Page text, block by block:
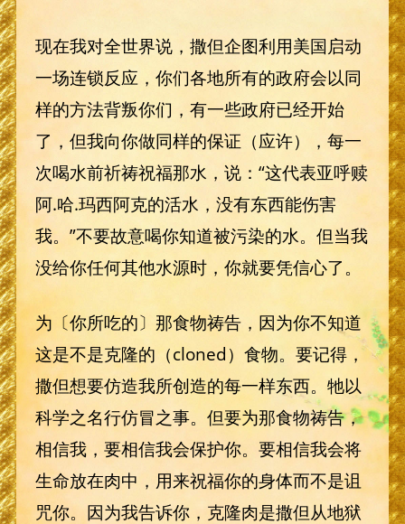
现在我对全世界说，撒但企图利用美国启动
一场连锁反应，你们各地所有的政府会以同
样的方法背叛你们，有一些政府已经开始
了，但我向你做同样的保证（应许），每一
次喝水前祈祷祝福那水，说：“这代表亚呼赎
阿.哈.玛西阿克的活水，没有东西能伤害
我。”不要故意喝你知道被污染的水。但当我
没给你任何其他水源时，你就要凭信心了。
为〔你所吃的〕那食物祷告，因为你不知道
这是不是克隆的（cloned）食物。要记得，
撒但想要仿造我所创造的每一样东西。牠以
科学之名行仿冒之事。但要为那食物祷告，
相信我，要相信我会保护你。要相信我会将
生命放在肉中，用来祝福你的身体而不是诅
咒你。因为我告诉你，克隆肉是撒但从地狱